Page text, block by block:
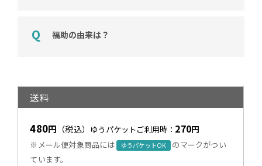
福助の由来は？
送料
480円 （税込） ゆうパケットご利用時： 270円
※メール便対象商品には ゆうパケットOK
のマークがつい
ています。